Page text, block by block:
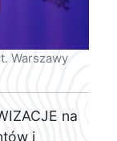
Warszawy
na
i